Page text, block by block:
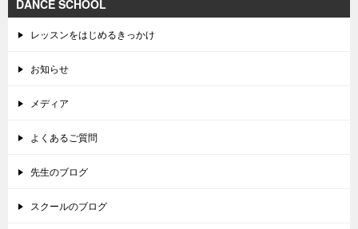
DANCE SCHOOL
レッスンをはじめるきっかけ
お知らせ
メディア
よくあるご質問
先生のブログ
スクールのブログ